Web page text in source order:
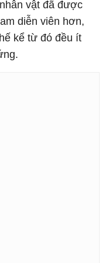
vật đã được
diễn viên hơn,
kể từ đó đều ít